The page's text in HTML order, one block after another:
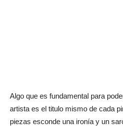
Algo que es fundamental para
artista es el titulo mismo de cada
piezas esconde una ironía y un